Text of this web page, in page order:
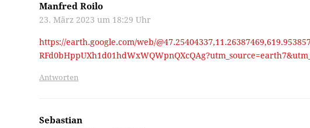
Manfred Roilo
23. März 2023 um 18:29 Uhr
https://earth.google.com/web/
Antworten
Sebastian